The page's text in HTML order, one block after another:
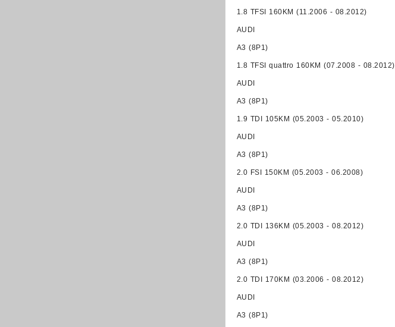
1.8 TFSI 160KM (11.2006 - 08.2012)
AUDI
A3 (8P1)
1.8 TFSI quattro 160KM (07.2008 - 08.2012)
AUDI
A3 (8P1)
1.9 TDI 105KM (05.2003 - 05.2010)
AUDI
A3 (8P1)
2.0 FSI 150KM (05.2003 - 06.2008)
AUDI
A3 (8P1)
2.0 TDI 136KM (05.2003 - 08.2012)
AUDI
A3 (8P1)
2.0 TDI 170KM (03.2006 - 08.2012)
AUDI
A3 (8P1)